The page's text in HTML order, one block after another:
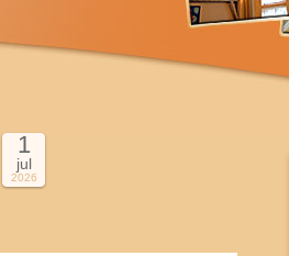
1
jul
2026